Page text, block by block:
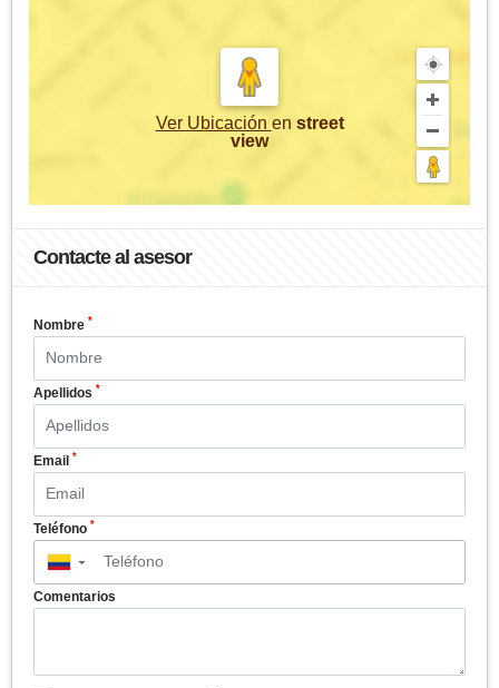
Ver Ubicación en street
view
Contacte al asesor
Nombre *
Apellidos *
Email *
Teléfono *
▼
Comentarios